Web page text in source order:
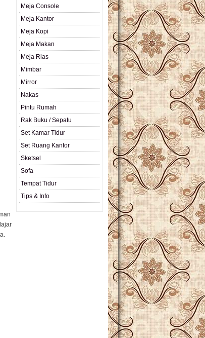
Meja Console
Meja Kantor
Meja Kopi
Meja Makan
Meja Rias
Mimbar
Mirror
Nakas
Pintu Rumah
Rak Buku / Sepatu
Set Kamar Tidur
Set Ruang Kantor
Sketsel
Sofa
Tempat Tidur
Tips & Info